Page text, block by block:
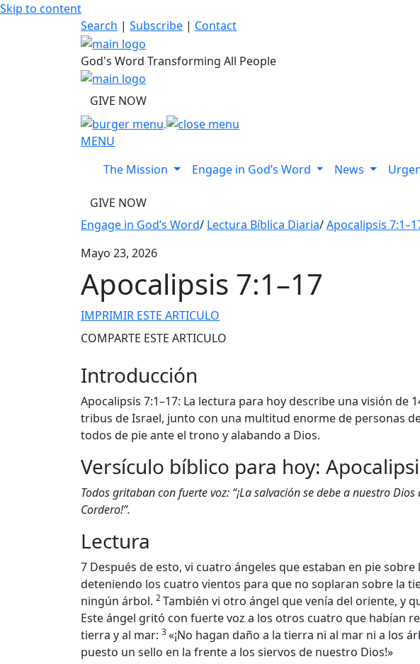
Skip to content
Search | Subscribe | Contact
God's Word Transforming All People
GIVE NOW
MENU
The Mission
Engage in God’s Word News
GIVE NOW
Engage in God’s Word/ Lectura Bíblica Diaria/Apocalipsis
Mayo 23, 2026
Apocalipsis 7:1–17
IMPRIMIR ESTE ARTICULO
COMPARTE ESTE ARTICULO
Introducción
Apocalipsis 7:1–17: La lectura para hoy describe una visión de
tribus de Israel, junto con una multitud enorme de personas
todos de pie ante el trono y alabando a Dios.
Versículo bíblico para hoy:
Todos gritaban con fuerte voz: “¡La salvación se debe a nuestro
Cordero!”.
Lectura
7 Después de esto, vi cuatro ángeles que estaban en pie
deteniendo los cuatro vientos para que no soplaran sobre la
ningún árbol. 2También vi otro ángel que venía del oriente, y
Este ángel gritó con fuerte voz a los otros cuatro que habían
tierra y al mar: 3«¡No hagan daño a la tierra ni al mar ni a los
puesto un sello en la frente a los siervos de nuestro Dios!»